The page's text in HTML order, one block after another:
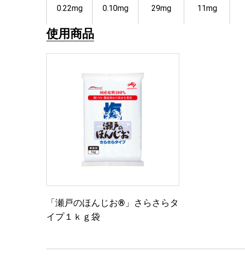
0.22mg 0.10mg 29mg 11mg
使用商品
「瀬戸のほんじお®」さらさらタ
イプ１ｋｇ袋